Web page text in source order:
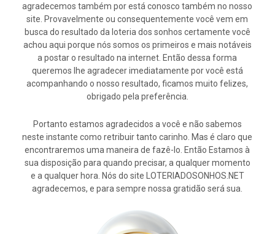
agradecemos também por está conosco também no nosso
site. Provavelmente ou consequentemente você vem em
busca do resultado da loteria dos sonhos certamente você
achou aqui porque nós somos os primeiros e mais notáveis
a postar o resultado na internet. Então dessa forma
queremos lhe agradecer imediatamente por você está
acompanhando o nosso resultado, ficamos muito felizes,
obrigado pela preferência.
Portanto estamos agradecidos a você e não sabemos
neste instante como retribuir tanto carinho. Mas é claro que
encontraremos uma maneira de fazê-lo. Então Estamos à
sua disposição para quando precisar, a qualquer momento
e a qualquer hora. Nós do site LOTERIADOSONHOS.NET
agradecemos, e para sempre nossa gratidão será sua.